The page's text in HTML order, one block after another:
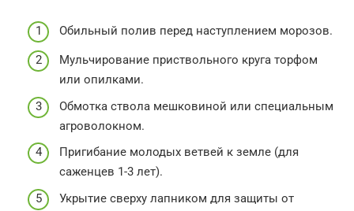
Обильный полив перед наступлением морозов.
Мульчирование приствольного круга торфом
или опилками.
Обмотка ствола мешковиной или специальным
агроволокном.
Пригибание молодых ветвей к земле (для
саженцев 1-3 лет).
Укрытие сверху лапником для защиты от